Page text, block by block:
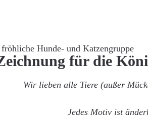
für die
Wir lieben alle Tiere (außer
Jedes Motiv ist